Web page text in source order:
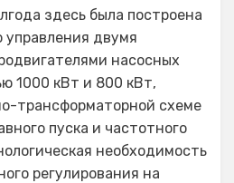
здесь была построена
управления двумя
насосных
1000 кВт и 800 кВт,
трансформаторной схеме
пуска и частотного
необходимость
регулирования на